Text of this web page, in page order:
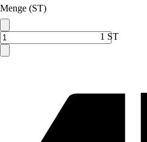
Menge (ST)
1 ST